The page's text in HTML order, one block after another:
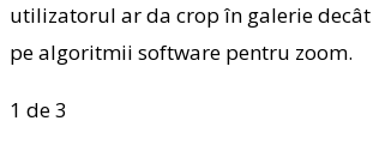
utilizatorul ar da crop în galerie decât
pe algoritmii software pentru zoom.
1 de 3